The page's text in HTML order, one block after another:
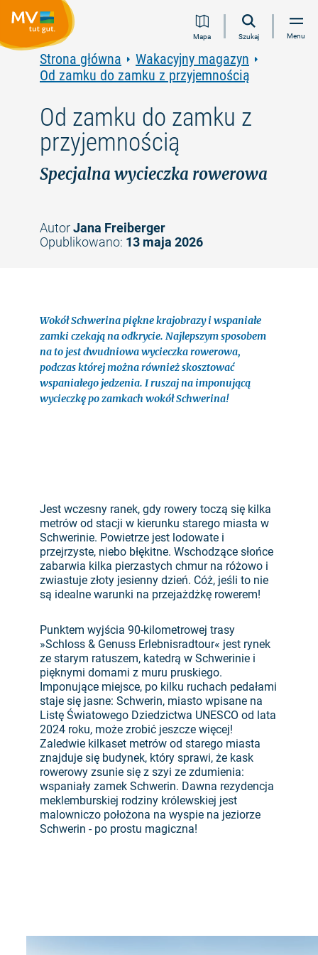
Przejdź
treści
Przejdź
nawigacji
Przejdź
wyszukiwania
pełnotekstowego
Przejdź
stopki
Mapa Szukaj Menu
Strona główna
Wakacyjny magazyn
Od zamku do zamku z przyjemnością
Od zamku do zamku z
przyjemnością
Specjalna wycieczka rowerowa
AutorJana Freiberger
Opublikowano: 13 maja 2026
Wokół Schwerina piękne krajobrazy i wspaniałe
zamki czekają na odkrycie. Najlepszym sposobem
na to jest dwudniowa wycieczka rowerowa,
podczas której można również skosztować
wspaniałego jedzenia. I ruszaj na imponującą
wycieczkę po zamkach wokół Schwerina!
Jest wczesny ranek, gdy rowery toczą się kilka
metrów od stacji w kierunku starego miasta w
Schwerinie. Powietrze jest lodowate i
przejrzyste, niebo błękitne. Wschodzące słońce
zabarwia kilka pierzastych chmur na różowo i
zwiastuje złoty jesienny dzień. Cóż, jeśli to nie
są idealne warunki na przejażdżkę rowerem!
Punktem wyjścia 90-kilometrowej trasy
»Schloss & Genuss Erlebnisradtour« jest rynek
ze starym ratuszem, katedrą w Schwerinie i
pięknymi domami z muru pruskiego.
Imponujące miejsce, po kilku ruchach pedałami
staje się jasne: Schwerin, miasto wpisane na
Listę Światowego Dziedzictwa UNESCO od lata
2024 roku, może zrobić jeszcze więcej!
Zaledwie kilkaset metrów od starego miasta
znajduje się budynek, który sprawi, że kask
rowerowy zsunie się z szyi ze zdumienia:
wspaniały zamek Schwerin. Dawna rezydencja
meklemburskiej rodziny królewskiej jest
malowniczo położona na wyspie na jeziorze
Schwerin - po prostu magiczna!